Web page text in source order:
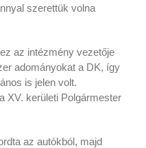
szerettük volna
az intézmény vezetője
adományokat a DK, így
is jelen volt.
XV. kerületi Polgármester
az autókból, majd